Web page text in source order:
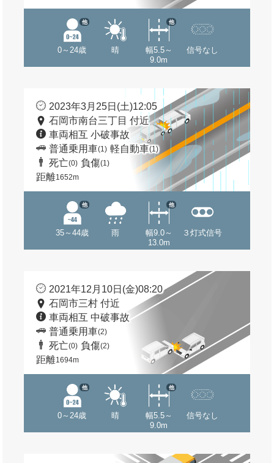
0～24歳
他
晴
幅5.5～
9.0m
他
信号なし
2023年3月25日(土)12:05
石岡市南台三丁目 付近
車両相互 小破事故
普通乗用車(1) 軽自動車(1)
死亡(0) 負傷(1)
距離1652m
35～44歳
他
雨
幅9.0～
13.0m
他
３灯式信号
2021年12月10日(金)08:20
石岡市三村 付近
車両相互 中破事故
普通乗用車(2)
死亡(0) 負傷(2)
距離1694m
0～24歳
他
晴
幅5.5～
9.0m
他
信号なし